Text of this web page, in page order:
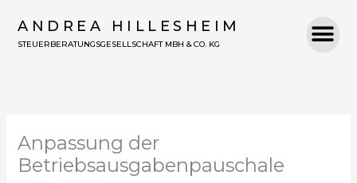
InhaltANDREA HILLESHEIM
STEUERBERATUNGSGESELLSCHAFT MBH & CO. KG
Anpassung der
Betriebsausgaben­pauschale